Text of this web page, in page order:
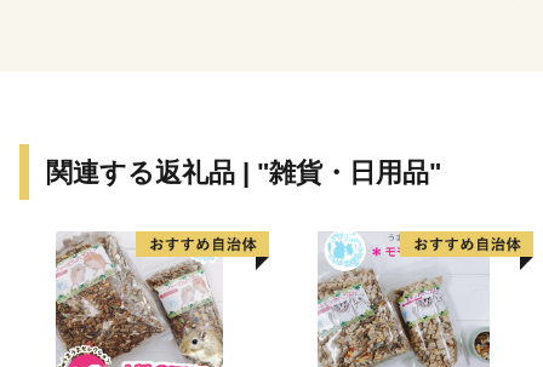
関連する返礼品 | "雑貨・日用品"